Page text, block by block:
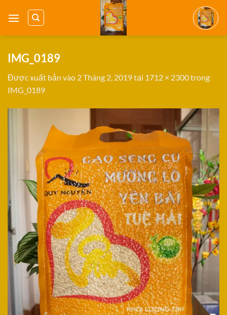
qua
IMG_0189
Được xuất bản vào 2 Tháng 2, 2019tại 1712 × 2300trong
IMG_0189